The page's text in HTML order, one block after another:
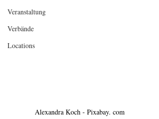
Veranstaltung
Verbände
Locations
Alexandra Koch - Pixabay. com